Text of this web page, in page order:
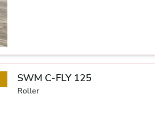
SWM C-FLY 125
Roller